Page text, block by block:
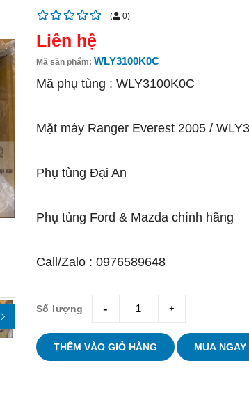
( 0)
Liên hệ
Mã sản phẩm: WLY3100K0C
Mã phụ tùng : WLY3100K0C
Mặt máy Ranger Everest 2005 /
Phụ tùng Đại An
Phụ tùng Ford & Mazda chính hãng
Call/Zalo : 0976589648
Số lượng giam tang
THÊM VÀO GIỎ HÀNG MUA NGAY